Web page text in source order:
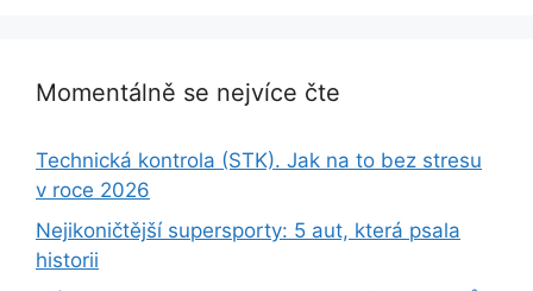
Momentálně se nejvíce čte
Technická kontrola (STK). Jak na to bez stresu
v roce 2026
Nejikoničtější supersporty: 5 aut, která psala
historii